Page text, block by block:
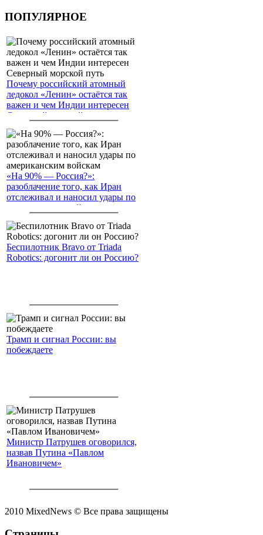
ПОПУЛЯРНОЕ
Почему российский атомный
ледокол «Ленин» остаётся так
важен и чем Индии интересен
Северный морской путь
«На 90% — Россия?»:
разоблачение того, как Иран
отслеживал и наносил удары по
американским войскам
Беспилотник Bravo от Triada
Robotics: догонит ли он Россию?
Трамп и сигнал России: вы
побеждаете
Министр Патрушев оговорился,
назвав Путина «Павлом
Ивановичем»
2010 MixedNews © Все права защищены